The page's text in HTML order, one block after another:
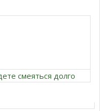
смеяться долго